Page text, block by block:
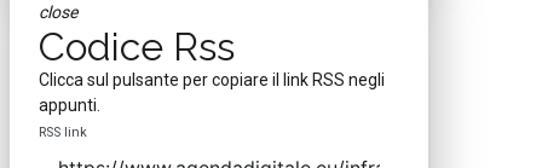
close
Codice Rss
Clicca sul pulsante per copiare il link RSS negli
appunti.
RSS link